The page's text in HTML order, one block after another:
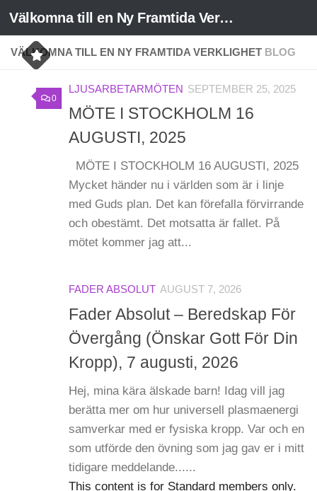
Skip to content Välkomna till en Ny Framtida Verklighet
VÄLKOMNA TILL EN NY FRAMTIDA VERKLIGHET BLOG
0
LJUSARBETARMÖTEN SEPTEMBER 25, 2025
MÖTE I STOCKHOLM 16
AUGUSTI, 2025
MÖTE I STOCKHOLM 16 AUGUSTI, 2025
Mycket händer nu i världen som är i linje
med Guds plan. Det kan förefalla förvirrande
och obestämt. Det motsatta är fallet. På
mötet kommer jag att...
FADER ABSOLUT AUGUST 7, 2026
Fader Absolut – Beredskap För
Övergång (Önskar Gott För Din
Kropp), 7 augusti, 2026
Hej, mina kära älskade barn! Idag vill jag
berätta mer om hur universell plasmaenergi
samverkar med er fysiska kropp. Var och en
som utförde den övning som jag gav er i mitt
tidigare meddelande......
This content is for Standard members only.